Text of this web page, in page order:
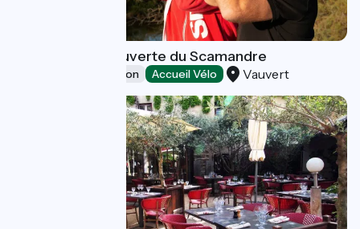
Center de Découverte du Scamandre
Leisure and recreation Accueil Vélo Vauvert